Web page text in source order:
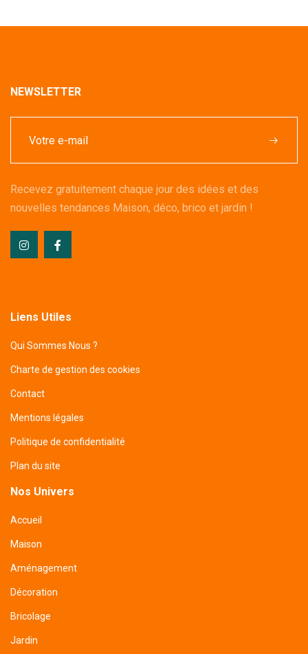
NEWSLETTER
Recevez gratuitement chaque jour des idées et des
nouvelles tendances Maison, déco, brico et jardin !
Liens Utiles
Qui Sommes Nous ?
Charte de gestion des cookies
Contact
Mentions légales
Politique de confidentialité
Plan du site
Nos Univers
Accueil
Maison
Aménagement
Décoration
Bricolage
Jardin